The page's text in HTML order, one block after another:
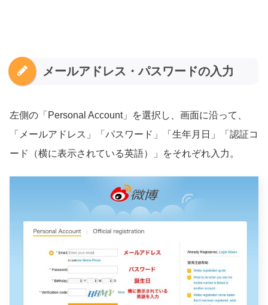
メールアドレス・パスワードの入力
左側の「Personal Account」を選択し、画面に沿って、
「メールアドレス」「パスワード」「生年月日」「認証コ
ード（横に表示されている英語）」をそれぞれ入力。